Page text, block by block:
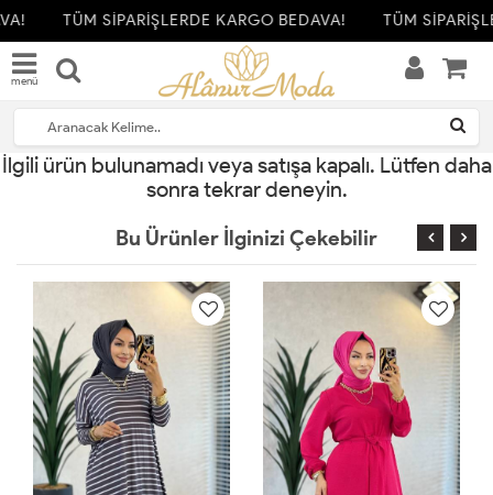
TÜM SİPARİŞLERDE KARGO BEDAVA! TÜM
menü
İlgili ürün bulunamadı veya satışa kapalı. Lütfen daha
sonra tekrar deneyin.
Bu Ürünler İlginizi Çekebilir